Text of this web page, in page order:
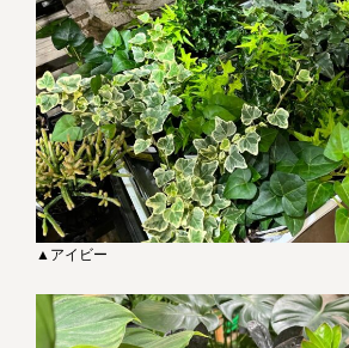
▲アイビー